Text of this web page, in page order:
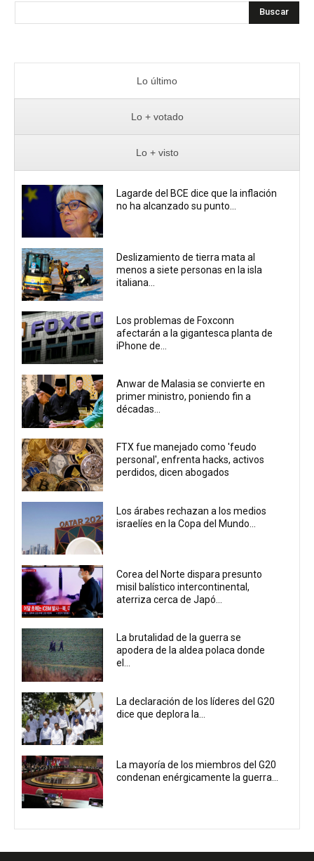
Buscar
Lo último
Lo + votado
Lo + visto
Lagarde del BCE dice que la inflación
no ha alcanzado su punto...
Deslizamiento de tierra mata al
menos a siete personas en la isla
italiana...
Los problemas de Foxconn
afectarán a la gigantesca planta de
iPhone de...
Anwar de Malasia se convierte en
primer ministro, poniendo fin a
décadas...
FTX fue manejado como 'feudo
personal', enfrenta hacks, activos
perdidos, dicen abogados
Los árabes rechazan a los medios
israelíes en la Copa del Mundo...
Corea del Norte dispara presunto
misil balístico intercontinental,
aterriza cerca de Japó...
La brutalidad de la guerra se
apodera de la aldea polaca donde
el...
La declaración de los líderes del G20
dice que deplora la...
La mayoría de los miembros del G20
condenan enérgicamente la guerra...